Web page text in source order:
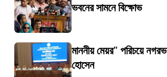
ভবনের সামনে বিক্ষোভ
মাননীয় মেয়র" পরিচয়ে
হোসেন